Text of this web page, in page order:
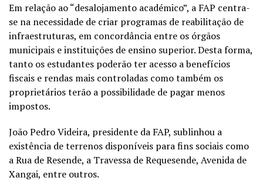
Em relação ao “desalojamento académico”, a FAP centra-
se na necessidade de criar programas de reabilitação de
infraestruturas, em concordância entre os órgãos
municipais e instituições de ensino superior. Desta forma,
tanto os estudantes poderão ter acesso a benefícios
fiscais e rendas mais controladas como também os
proprietários terão a possibilidade de pagar menos
impostos.
João Pedro Videira, presidente da FAP, sublinhou a
existência de terrenos disponíveis para fins sociais como
a Rua de Resende, a Travessa de Requesende, Avenida de
Xangai, entre outros.